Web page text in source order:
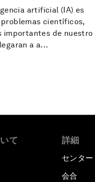
artificial (IA) es
científicos,
importantes de nuestro
a a...
て 詳細
センター
会合